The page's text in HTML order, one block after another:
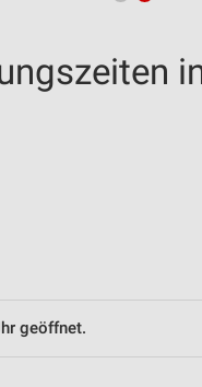
geöffnet.